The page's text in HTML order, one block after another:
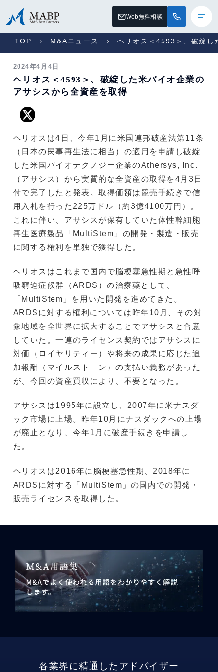
Web無料相談
TOP M&Aニュース ヘリオス＜4593＞、破綻し
2024年4月4日
ヘリオス＜4593＞、破綻した米バイオ企業の
アサシスから全資産を取得
ヘリオスは4日、今年1月に米国連邦破産法第11条
（日本の民事再生法に相当）の適用を申請し破綻
した米国バイオテクノジー企業のAthersys, Inc.
（アサシス）から実質的な全資産の取得を4月3日
付で完了したと発表。取得価額は競売手続きで信
用入札を行った225万ドル（約3億4100万円）。
これに伴い、アサシスが保有していた体性幹細胞
再生医療製品「MultiStem」の開発・製造・販売
に関する権利を単独で獲得した。
ヘリオスはこれまで国内で脳梗塞急性期と急性呼
吸窮迫症候群（ARDS）の治療薬として、
「MultiStem」を用いた開発を進めてきた。
ARDSに対する権利については昨年10月、その対
象地域を全世界に拡大することでアサシスと合意
していた。一連のライセンス契約ではアサシスに
対価（ロイヤリティー）や将来の成果に応じた追
加報酬（マイルストーン）の支払い義務があった
が、今回の資産買収により、不要となった。
アサシスは1995年に設立し、2007年に米ナスダ
ック市場に上場。昨年10月にナスダックへの上場
が廃止となり、今年1月に破産手続きを申請し
た。
ヘリオスは2016年に脳梗塞急性期、2018年に
ARDSに対する「MultiStem」の国内での開発・
販売ライセンスを取得した。
各業界に精通したアドバイザー